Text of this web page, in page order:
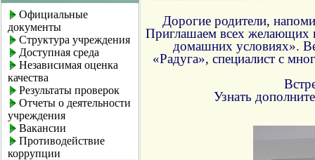
Официальные
документы
Структура учреждения
Доступная среда
Независимая оценка
качества
Результаты проверок
Отчеты о деятельности
учреждения
Вакансии
Противодействие
коррупции
Дорогие родители,
Приглашаем всех желающих
домашних условиях».
«Радуга», специалист с
Узнать